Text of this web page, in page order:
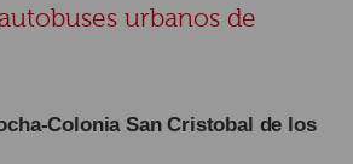
urbanos de
Colonia San Cristobal de los